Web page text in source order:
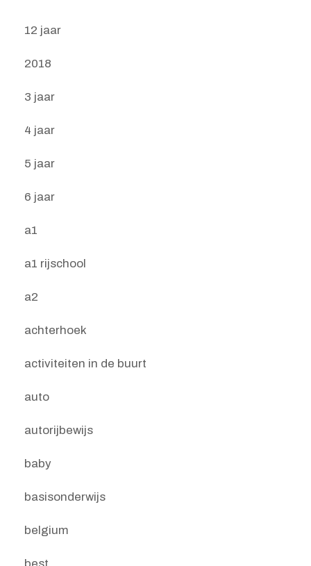
12 jaar
2018
3 jaar
4 jaar
5 jaar
6 jaar
a1
a1 rijschool
a2
achterhoek
activiteiten in de buurt
auto
autorijbewijs
baby
basisonderwijs
belgium